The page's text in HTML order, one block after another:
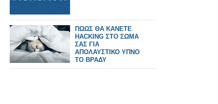
ΠΩΩΣ ΘΑ ΚΑΝΕΤΕ
HACKING ΣΤΟ ΣΩΜΑ
ΣΑΣ ΓΙΑ
ΑΠΟΛΑΥΣΤΙΚΟ ΥΠΝΟ
ΤΟ ΒΡΑΔΥ